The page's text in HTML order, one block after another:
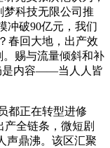
科技无限公司推
冲破90亿元，我们
春回大地，出产效
赐与流量倾斜和补
是内容——当人人皆
正在转型进修
全链条，微短剧
声鼎沸。该区汇聚